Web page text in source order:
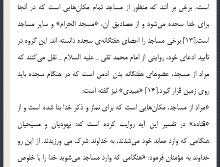
است، برخي بر آنند كه منظور از مساجد تمام مكان‌هايي است كه در آنجا
براي خدا سجده مي‌شود و از مصاديق آن، «مسجد الحرام» و ساير مساجد
است.[13] برخي مساجد را اعضاي هفتگانه‎ي سجده دانسته اند. اين گروه در
تأييد ادعاي خود، روايتي از امام محمد تقي ـ عليه السلام ـ نقل مي‌كنند كه
مراد از مسجد، عضوهاي هفتگانه بدن آدمي است كه در هنگام سجده بايد
روي زمين قرار گيرد.[14] «مبيدي» نيز گفته است:
«مراد از مساجد، مكان‌هايي است كه براي نماز و ذكر خدا بنا شده است و از
«قتاده» در تفسير اين آيه روايت كرده است كه: يهوديان و مسيحيان
هنگامي كه وارد معابد خود مي‌شدند، به خداوند شرك مي ورزيدند. از اين رو
خداوند به مؤمنان فرمود: «هنگامي كه وارد مساجد مي‌شويد خدا را با خلوص